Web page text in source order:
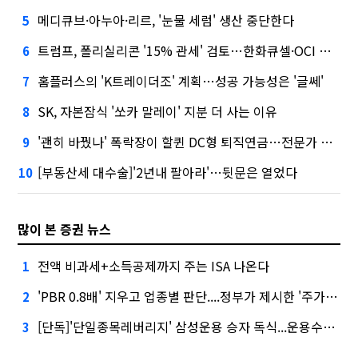
5 메디큐브·아누아·리르, '눈물 세럼' 생산 중단한다
6 트럼프, 폴리실리콘 '15% 관세' 검토…한화큐셀·OCI 영향은?
7 홈플러스의 'K트레이더조' 계획…성공 가능성은 '글쎄'
8 SK, 자본잠식 '쏘카 말레이' 지분 더 사는 이유
9 '괜히 바꿨나' 폭락장이 할퀸 DC형 퇴직연금…전문가 조언은
10 [부동산세 대수술]'2년내 팔아라'…뒷문은 열었다
많이 본 증권 뉴스
1 전액 비과세+소득공제까지 주는 ISA 나온다
2 'PBR 0.8배' 지우고 업종별 판단....정부가 제시한 '주가 누르기' 방지법
3 [단독]'단일종목레버리지' 삼성운용 승자 독식...운용수익 미래에셋의 6배